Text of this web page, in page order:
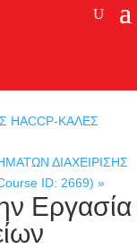
HACCP-ΚΑΛΕΣ
ΔΙΑΧΕΙΡΙΣΗΣ
ID: 2669) »
Εργασία